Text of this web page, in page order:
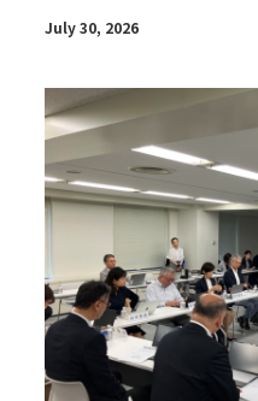
July 30, 2026